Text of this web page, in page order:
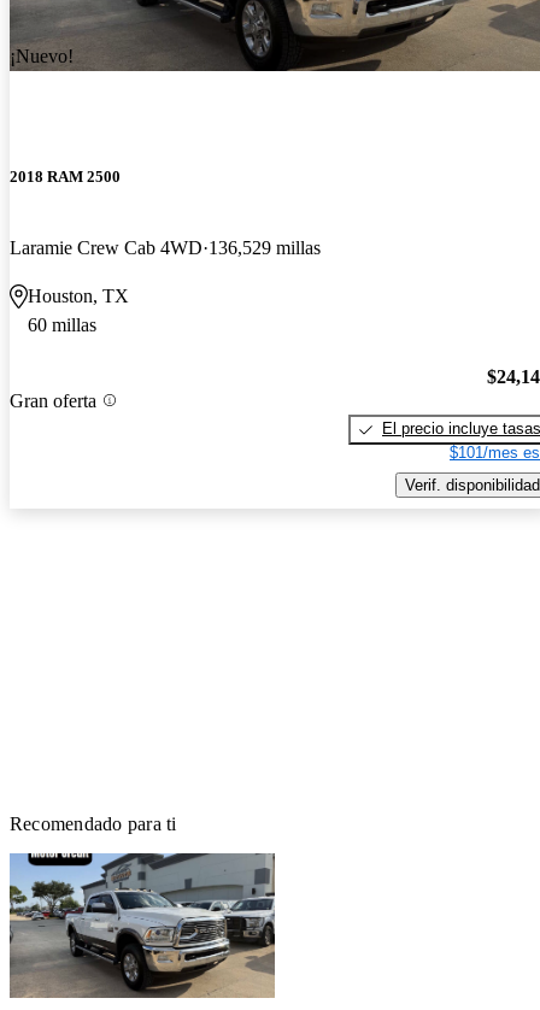
¡Nuevo!
2018 RAM 2500
Laramie Crew Cab 4WD 136,529 millas
Houston, TX
60 millas
Gran oferta
El precio incluye tasas
$101/mes
Verif. disponibilidad
Recomendado para ti